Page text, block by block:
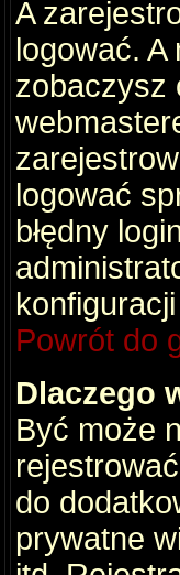
A
logować. A
zobaczysz
logować
błędny
Powrót do
Dlaczego
Być może
do
prywatne